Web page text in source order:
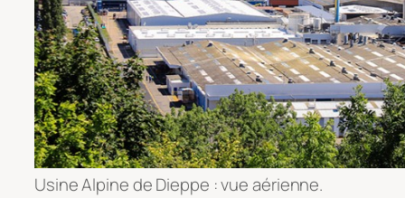
Usine Alpine de Dieppe : vue aérienne.